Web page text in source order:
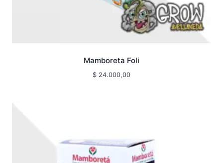
Mamboreta Foli
$ 24.000,00